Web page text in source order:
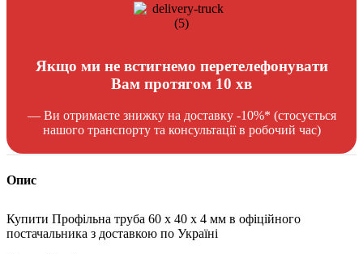
Якщо ми не встигнемо перетелефонувати
Вам протягом 10 хв
— Ви отримаєте знижку на доставку -10%* (стосується
нашого транспорту та консультації в робочий час)
Опис
Купити Профільна труба 60 x 40 x 4 мм в офіційного
постачальника з доставкою по Україні